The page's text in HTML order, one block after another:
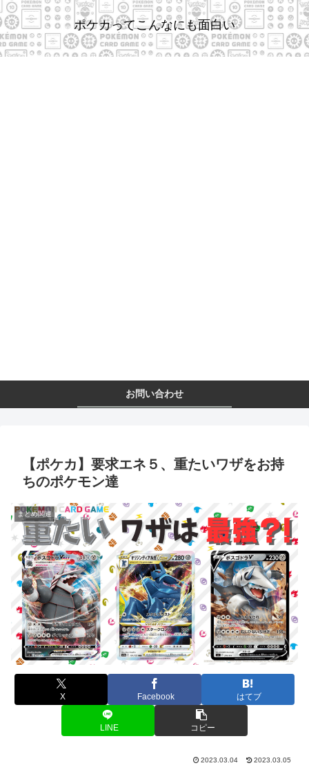
ポケカってこんなにも面白い
お問い合わせ
【ポケカ】要求エネ５、重たいワザをお持
ちのポケモン達
まとめ関連
X Facebook はてブ
LINE コピー
2023.03.04 2023.03.05